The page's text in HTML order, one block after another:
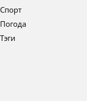
Спорт
Погода
Тэги